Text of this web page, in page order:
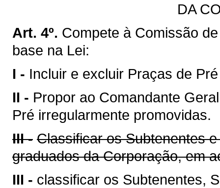
DA
Art. 4º. Compete à Comissão
base na Lei:
I - Incluir e excluir Praças de
II - Propor ao Comandante
Pré irregularmente promovidas.
III - Classificar os Subtenentes
graduados da Corporação, em
III - classificar os Subtenentes,